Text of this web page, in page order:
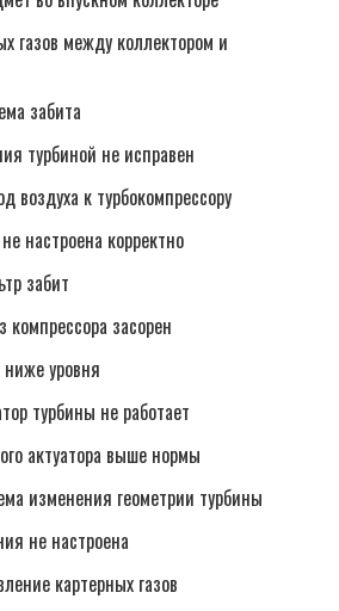
газов между коллектором и
забита
турбиной не исправен
воздуха к турбокомпрессору
настроена корректно
забит
компрессора засорен
уровня
турбины не работает
актуатора выше нормы
изменения геометрии турбины
не настроена
картерных газов